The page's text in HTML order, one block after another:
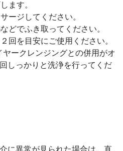
ます。
ージしてください。
どでふき取ってください。
回を目安にご使用ください。
ークレンジングとの併用がオ
しっかりと洗浄を行ってくだ